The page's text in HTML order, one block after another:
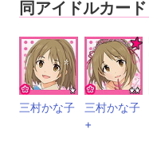
同アイドルカード
三村かな子
三村かな子
+